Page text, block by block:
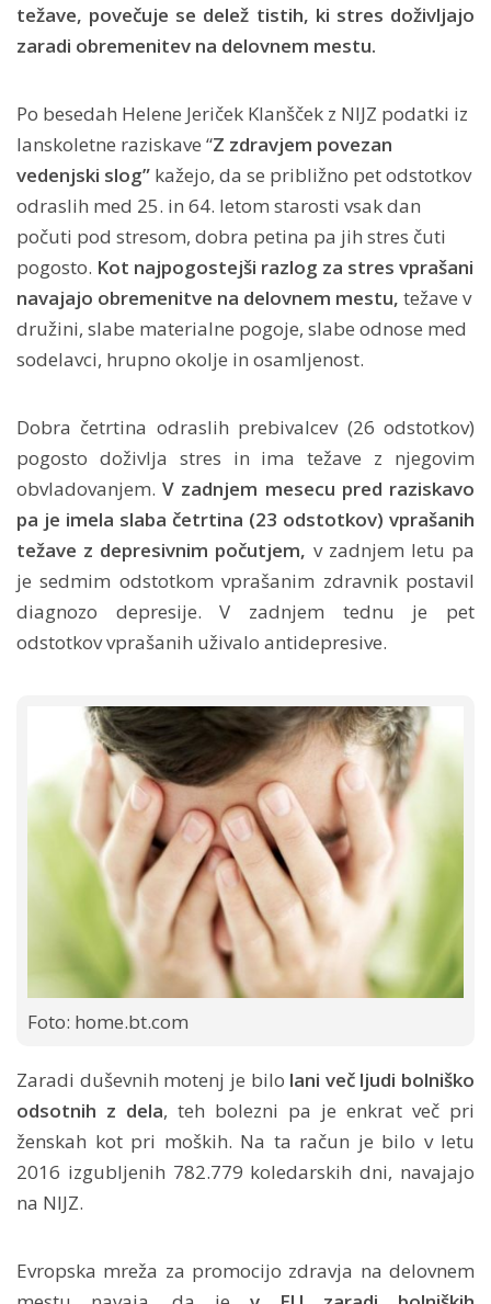
težave, povečuje se delež tistih, ki stres doživljajo
zaradi obremenitev na delovnem mestu.
Po besedah Helene Jeriček Klanšček z NIJZ podatki iz
lanskoletne raziskave “Z zdravjem povezan
vedenjski slog” kažejo, da se približno pet odstotkov
odraslih med 25. in 64. letom starosti vsak dan
počuti pod stresom, dobra petina pa jih stres čuti
pogosto. Kot najpogostejši razlog za stres vprašani
navajajo obremenitve na delovnem mestu, težave v
družini, slabe materialne pogoje, slabe odnose med
sodelavci, hrupno okolje in osamljenost.
Dobra četrtina odraslih prebivalcev (26 odstotkov)
pogosto doživlja stres in ima težave z njegovim
obvladovanjem.V zadnjem mesecu pred raziskavo
pa je imela slaba četrtina (23 odstotkov) vprašanih
težave z depresivnim počutjem, v zadnjem letu pa
je sedmim odstotkom vprašanim zdravnik postavil
diagnozo depresije. V zadnjem tednu je pet
odstotkov vprašanih uživalo antidepresive.
Foto: home.bt.com
Zaradi duševnih motenj je bilo lani več ljudi bolniško
odsotnih z dela, teh bolezni pa je enkrat več pri
ženskah kot pri moških. Na ta račun je bilo v letu
2016 izgubljenih 782.779 koledarskih dni, navajajo
na NIJZ.
Evropska mreža za promocijo zdravja na delovnem